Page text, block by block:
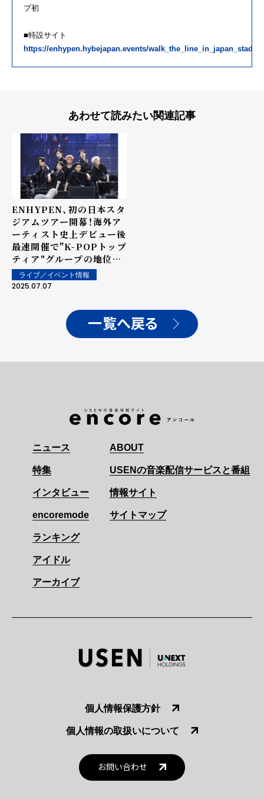
プ初
■特設サイト
https://enhypen.hybejapan.events/
あわせて読みたい関連記事
ENHYPEN、初の日本スタ
ジアムツアー開幕！海外ア
ーティスト史上デビュー後
最速開催で"K-POPトップ
ティア"グループの地位を
証明
ライブ／イベント情報
2025.07.07
一覧へ戻る
ニュース
特集
インタビュー
encoremode
ランキング
アイドル
アーカイブ
ABOUT
USENの音楽配信サービスと番組
情報サイト
サイトマップ
個人情報保護方針
個人情報の取扱いについて
お問い合わせ